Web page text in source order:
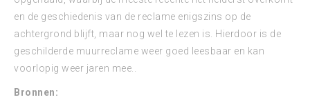
en de geschiedenis van de reclame enigszins op de
achtergrond blijft, maar nog wel te lezen is. Hierdoor is de
geschilderde muurreclame weer goed leesbaar en kan
voorlopig weer jaren mee..
Bronnen: